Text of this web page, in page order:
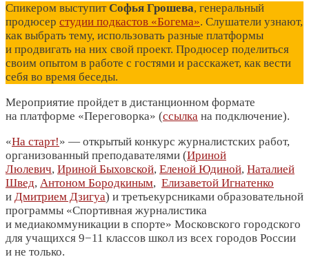
Спикером выступитСофья Грошева, генеральный
продюсер студии подкастов «Богема». Слушатели узнают,
как выбрать тему, использовать разные платформы
и продвигать на них свой проект. Продюсер поделиться
своим опытом в работе с гостями и расскажет, как вести
себя во время беседы.
Мероприятие пройдет в дистанционном формате
на платформе «Переговорка» (ссылка на подключение).
«На старт!» — открытый конкурс журналистских работ,
организованный преподавателями (Ириной
Люлевич, Ириной Быховской, Еленой Юдиной, Наталией
Швед, Антоном Бородкиным, Елизаветой Игнатенко
и Дмитрием Дзигуа) и третьекурсниками образовательной
программы «Спортивная журналистика
и медиакоммуникации в спорте» Московского городского
для учащихся 9−11 классов школ из всех городов России
и не только.